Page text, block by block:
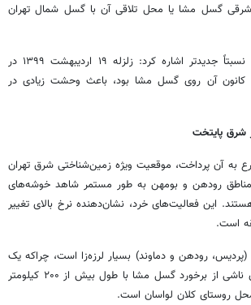
گسل مشا یا محل تلاقی آن با گسل شمال تهران
زارع همچنین به رویداد نسبتاً جدیدتر اشاره کرد: زلزله ۱۹ اردیبهشت ۱۳۹۹ در
با بزرگای ۵.۱ که کانون آن روی گسل مشا بود، باعث وحشت زیادی در
شرق پایتخت
به آن پرداخت، موقعیت ویژه زمین‌شناختی شرق تهران
رودهن و بومهن به طور مستمر شاهد خوشه‌های
با بزرگای ۲ تا ۴ هستند. این فعالیت‌های خرد، نشان‌دهنده نرخ بالای تغییر
است.
(پردیس، رودهن و دماوند) بسیار لرزه‌زا است، چراکه یک
محل تلاقی مهم ساختاری ناشی از برخورد گسل مشا با طول بیش از ۲۰۰ کیلومتر
روستای کلان لواسان است.